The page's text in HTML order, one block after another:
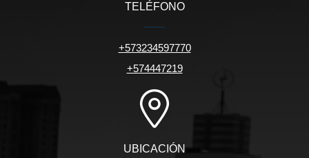
TELÉFONO
+573234597770
+574447219
UBICACIÓN